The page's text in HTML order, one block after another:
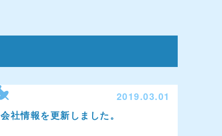
2019.03.01
会社情報を更新しました。